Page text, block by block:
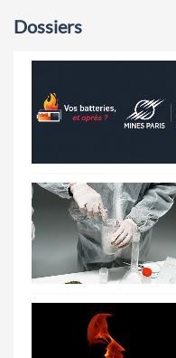
Dossiers